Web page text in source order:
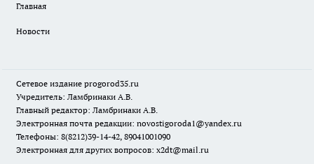
Главная
Новости
Сетевое издание progorod35.ru
Учредитель: Ламбринаки А.В.
Главный редактор: Ламбринаки А.В.
Электронная почта редакции: novostigoroda1@yandex.ru
Телефоны: 8(8212)39-14-42, 89041001090
Электронная для других вопросов: x2dt@mail.ru